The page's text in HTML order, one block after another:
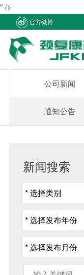
" />
官方微博
产品中心
产品在线
新闻资讯
公司新闻
专题报道
社会责任
医生资助
学术研究
客户支持
资料下载
销售网络
人力资源
职位招聘
简历投递
关于我们
集团概况
组织架构
成员企业
联系我们
产品疾病咨询
销售业务咨询
不良反应中心
公司新闻
通知公告
新闻搜索